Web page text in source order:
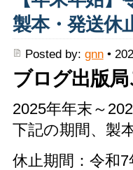
製本・発送休
Posted by: gnn•
ブログ出版
2025年年末～
下記の期間、製
休止期間：令和